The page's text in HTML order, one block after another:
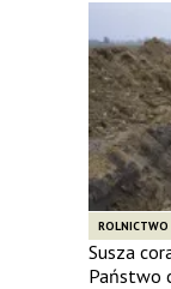
ROLNICTWO
Susza
Państwo